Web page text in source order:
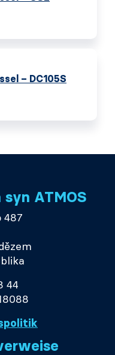
– DC105S
ATMOS
487
44